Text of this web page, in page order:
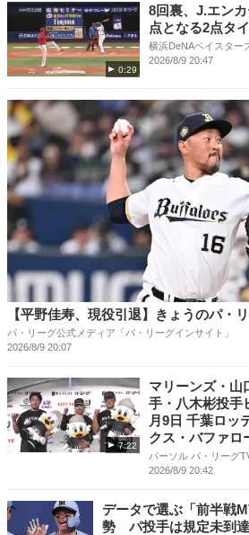
0:29
8回裏、J.エン
点となる2点タ
横浜DeNAベイスター
2026/8/9 20:47
【平野佳寿、現役引退】きょうのパ・
パ・リーグ公式メディア「パ・リーグインサイト」
2026/8/9 20:07
7:22
マリーンズ・山
手・八木彬投手
月9日 千葉ロッ
クス・バファロ
パーソル パ・リーグ
2026/8/9 20:42
データで選ぶ「前半戦
勢 パ投手は規定未到